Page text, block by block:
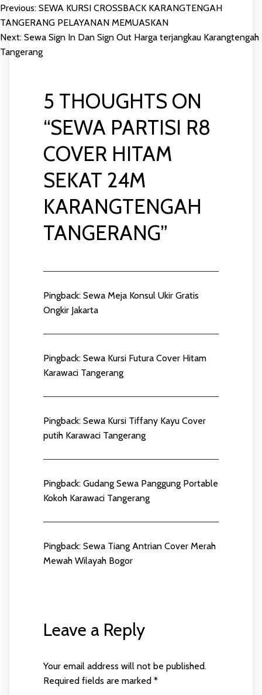
POST
NAVIGATION
Previous: SEWA KURSI CROSSBACK KARANGTENGAH
TANGERANG PELAYANAN MEMUASKAN
Next: Sewa Sign In Dan Sign Out Harga terjangkau Karangtengah
Tangerang
5 THOUGHTS ON
“SEWA PARTISI R8
COVER HITAM
SEKAT 24M
KARANGTENGAH
TANGERANG”
Pingback:Sewa Meja Konsul Ukir Gratis
Ongkir Jakarta
Pingback:Sewa Kursi Futura Cover Hitam
Karawaci Tangerang
Pingback:Sewa Kursi Tiffany Kayu Cover
putih Karawaci Tangerang
Pingback:Gudang Sewa Panggung Portable
Kokoh Karawaci Tangerang
Pingback:Sewa Tiang Antrian Cover Merah
Mewah Wilayah Bogor
Leave a Reply
Your email address will not be published.
Required fields are marked*